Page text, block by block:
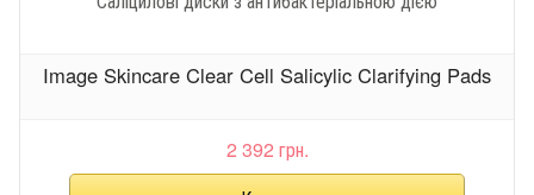
Image Skincare Clear Cell Salicylic Clarifying Pads
2 392 грн.